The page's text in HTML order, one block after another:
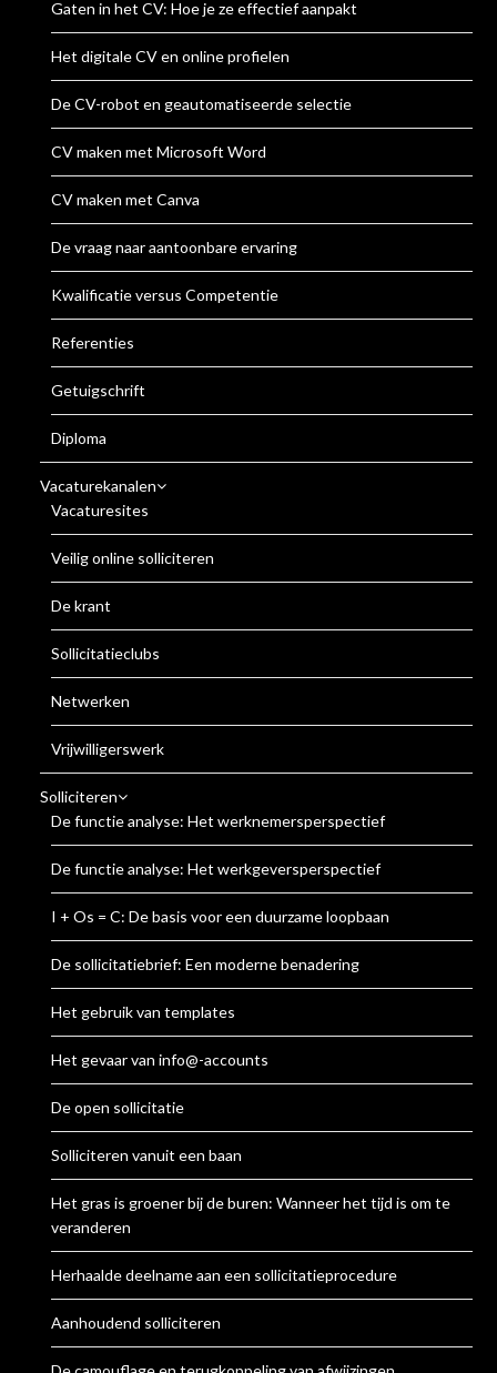
Gaten in het CV: Hoe je ze effectief aanpakt
Het digitale CV en online profielen
De CV-robot en geautomatiseerde selectie
CV maken met Microsoft Word
CV maken met Canva
De vraag naar aantoonbare ervaring
Kwalificatie versus Competentie
Referenties
Getuigschrift
Diploma
Vacaturekanalen
Vacaturesites
Veilig online solliciteren
De krant
Sollicitatieclubs
Netwerken
Vrijwilligerswerk
Solliciteren
De functie analyse: Het werknemersperspectief
De functie analyse: Het werkgeversperspectief
I + Os = C: De basis voor een duurzame loopbaan
De sollicitatiebrief: Een moderne benadering
Het gebruik van templates
Het gevaar van info@-accounts
De open sollicitatie
Solliciteren vanuit een baan
Het gras is groener bij de buren: Wanneer het tijd is om te
veranderen
Herhaalde deelname aan een sollicitatieprocedure
Aanhoudend solliciteren